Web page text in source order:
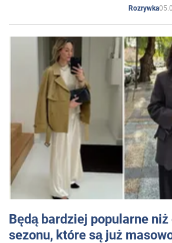
Rozrywka
Będą bardziej popularne
sezonu, które są już